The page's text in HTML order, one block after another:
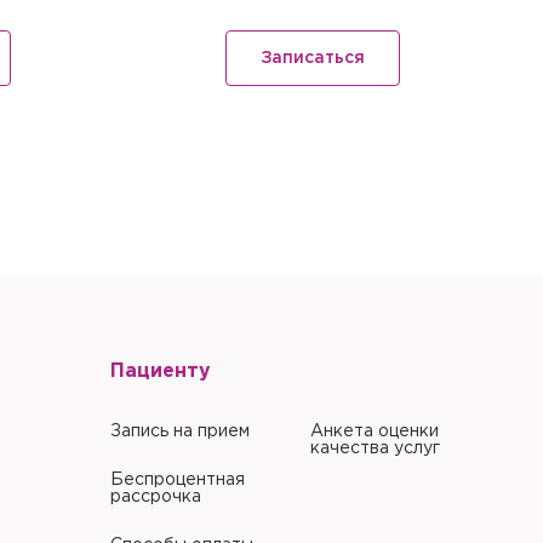
Записаться
в отношении
Пациенту
Запись на прием
Беспроцентная
рассрочка
Анкета оценки
качества услуг